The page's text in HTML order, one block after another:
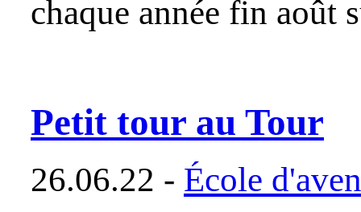
chaque année fin août
Petit tour au Tour
26.06.22 - École